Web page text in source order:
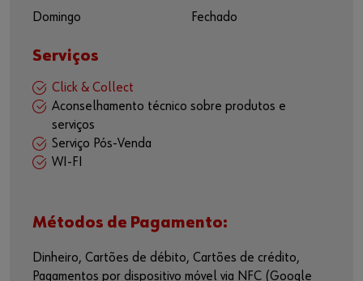
Domingo
Fechado
Serviços
Click & Collect
Aconselhamento técnico sobre produtos e
serviços
Serviço Pós-Venda
WI-FI
Métodos de Pagamento:
Dinheiro, Cartões de débito, Cartões de crédito,
Pagamentos por dispositivo móvel via NFC (Google